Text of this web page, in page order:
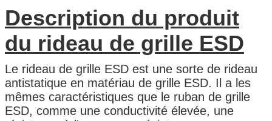
Description du produit
du rideau de grille ESD
Le rideau de grille ESD est une sorte de rideau
antistatique en matériau de grille ESD. Il a les
mêmes caractéristiques que le ruban de grille
ESD, comme une conductivité élevée, une